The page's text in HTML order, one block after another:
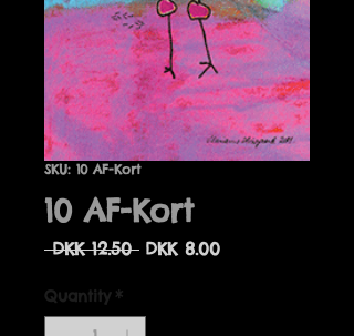
SKU: 10 AF-Kort
10 AF-Kort
DKK 12.50 Regular
DKK 8.00Sale
Quantity *